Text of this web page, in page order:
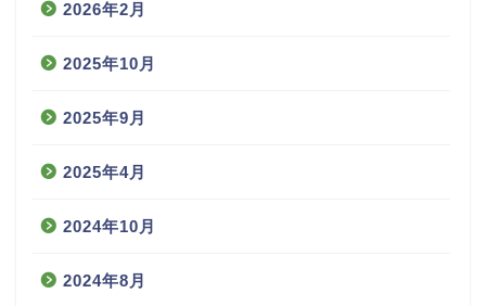
2026年2月
2025年10月
2025年9月
2025年4月
2024年10月
2024年8月